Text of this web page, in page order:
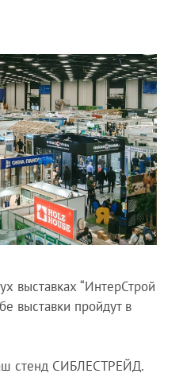
выставках “ИнтерСтрой
выставки пройдут в
стенд СИБЛЕСТРЕЙД.